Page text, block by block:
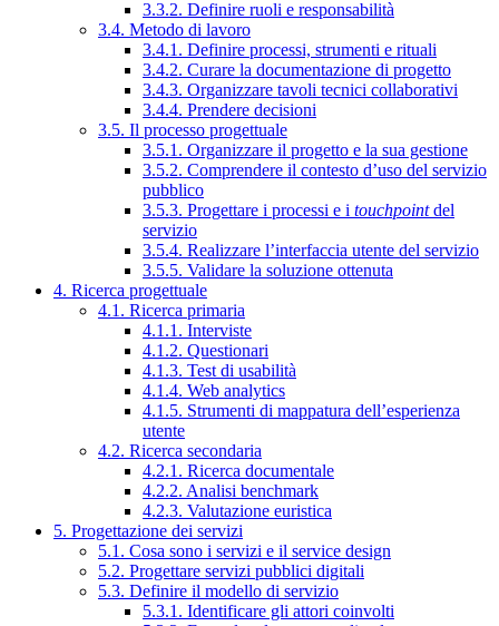
3.3.2. Definire ruoli e responsabilità
3.4. Metodo di lavoro
3.4.1. Definire processi, strumenti e rituali
3.4.2. Curare la documentazione di progetto
3.4.3. Organizzare tavoli tecnici collaborativi
3.4.4. Prendere decisioni
3.5. Il processo progettuale
3.5.1. Organizzare il progetto e la sua gestione
3.5.2. Comprendere il contesto d’uso del servizio
pubblico
3.5.3. Progettare i processi e i touchpointdel
servizio
3.5.4. Realizzare l’interfaccia utente del servizio
3.5.5. Validare la soluzione ottenuta
4. Ricerca progettuale
4.1. Ricerca primaria
4.1.1. Interviste
4.1.2. Questionari
4.1.3. Test di usabilità
4.1.4. Web analytics
4.1.5. Strumenti di mappatura dell’esperienza
utente
4.2. Ricerca secondaria
4.2.1. Ricerca documentale
4.2.2. Analisi benchmark
4.2.3. Valutazione euristica
5. Progettazione dei servizi
5.1. Cosa sono i servizi e il service design
5.2. Progettare servizi pubblici digitali
5.3. Definire il modello di servizio
5.3.1. Identificare gli attori coinvolti